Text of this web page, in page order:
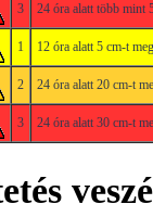
3 24 óra alatt több mint
1 12 óra alatt 5 cm-t
2 24 óra alatt 20 cm-t
3 24 óra alatt 30 cm-t